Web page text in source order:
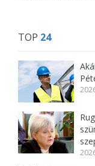
TOP 24